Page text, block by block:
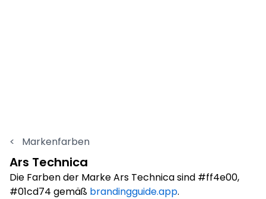
< Markenfarben
Ars Technica
Die Farben der Marke Ars Technica sind #ff4e00,
#01cd74 gemäß brandingguide.app.